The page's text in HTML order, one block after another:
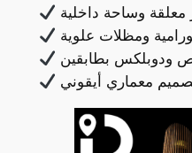
وساحة داخلية
ومظلات علوية
ودوبلكس بطابقين
معماري أيقوني